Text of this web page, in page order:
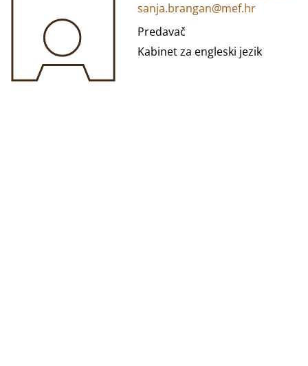
sanja.brangan@mef.hr
Predavač
Kabinet za engleski jezik